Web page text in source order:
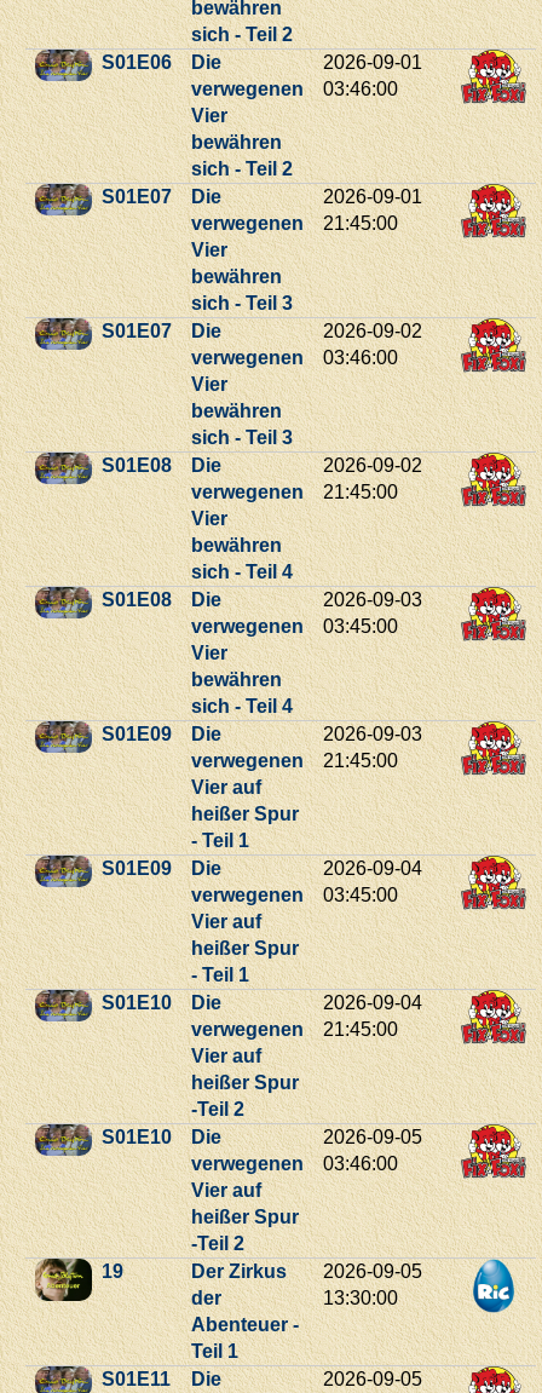
bewähren
sich - Teil 2
S01E06
Die
verwegenen
Vier
bewähren
sich - Teil 2
2026-09-01
03:46:00
S01E07
Die
verwegenen
Vier
bewähren
sich - Teil 3
2026-09-01
21:45:00
S01E07
Die
verwegenen
Vier
bewähren
sich - Teil 3
2026-09-02
03:46:00
S01E08
Die
verwegenen
Vier
bewähren
sich - Teil 4
2026-09-02
21:45:00
S01E08
Die
verwegenen
Vier
bewähren
sich - Teil 4
2026-09-03
03:45:00
S01E09
Die
verwegenen
Vier auf
heißer Spur
- Teil 1
2026-09-03
21:45:00
S01E09
Die
verwegenen
Vier auf
heißer Spur
- Teil 1
2026-09-04
03:45:00
S01E10
Die
verwegenen
Vier auf
heißer Spur
-Teil 2
2026-09-04
21:45:00
S01E10
Die
verwegenen
Vier auf
heißer Spur
-Teil 2
2026-09-05
03:46:00
19
Der Zirkus
der
Abenteuer -
Teil 1
2026-09-05
13:30:00
S01E11
Die
2026-09-05